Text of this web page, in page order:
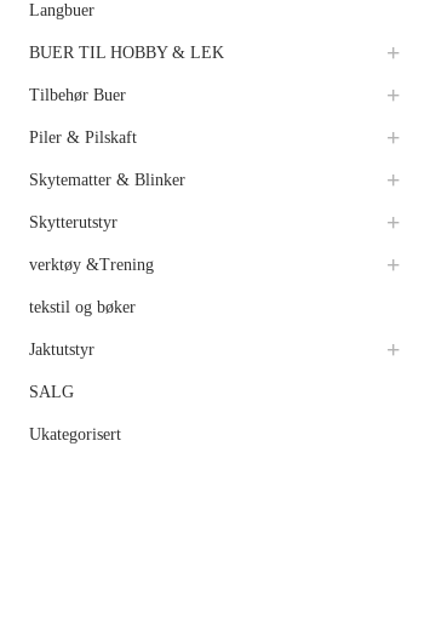
Langbuer
BUER TIL HOBBY & LEK
Tilbehør Buer
Piler & Pilskaft
Skytematter & Blinker
Skytterutstyr
verktøy &Trening
tekstil og bøker
Jaktutstyr
SALG
Ukategorisert